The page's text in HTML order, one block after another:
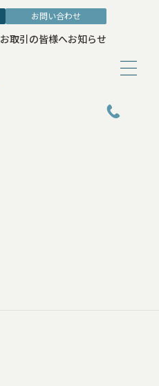
お問い合わせ
お取引の皆様へお知らせ